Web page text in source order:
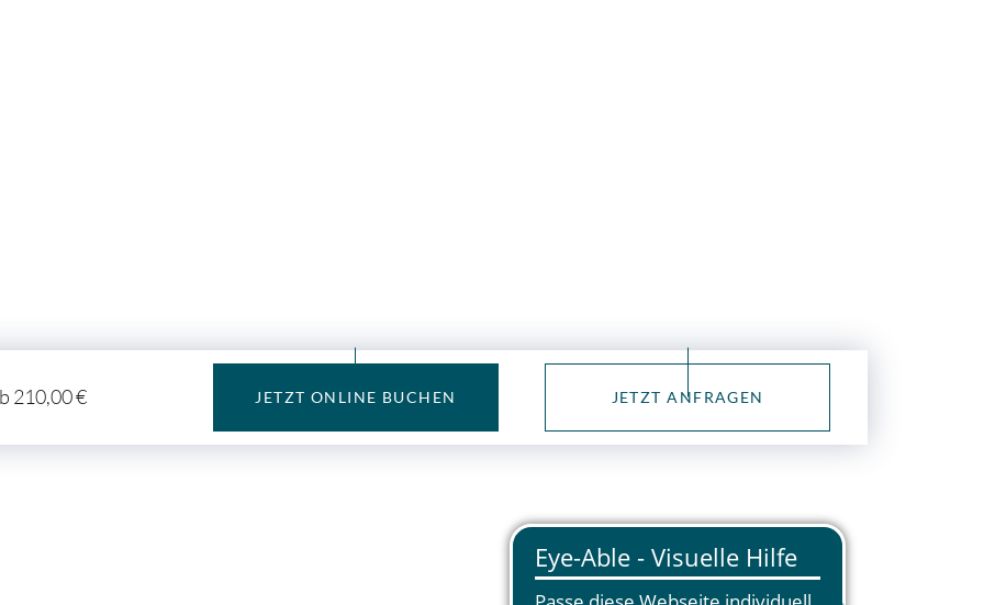
210,00 € JETZT ONLINE BUCHEN JETZT ANFRAGEN